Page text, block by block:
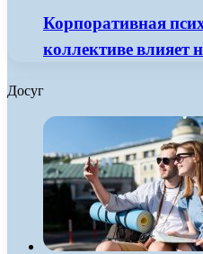
Корпоративная
коллективе влияет
Досуг